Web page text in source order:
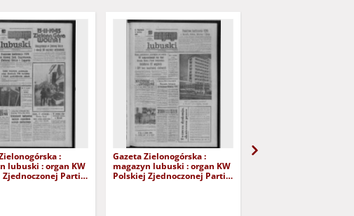
:
lubuski : organ KW
Zjednoczonej Partii
Gazeta Zielonogórska :
magazyn lubuski : organ KW
Polskiej Zjednoczonej Partii